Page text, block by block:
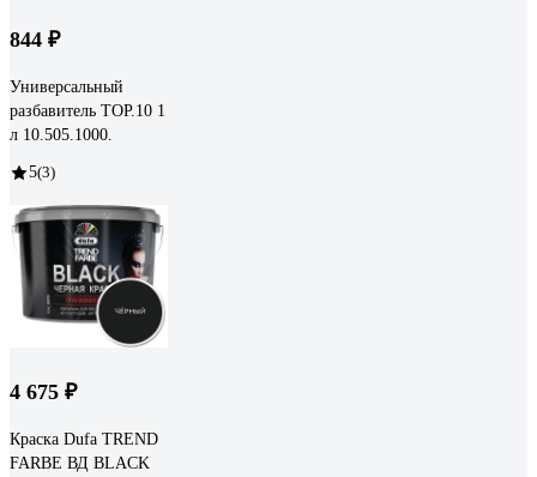
844 ₽
Универсальный
разбавитель TOP.10 1
л 10.505.1000.
5(3)
4 675 ₽
Краска Dufa TREND
FARBE ВД BLACK